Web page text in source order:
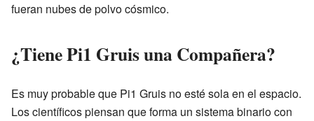
fueran nubes de polvo cósmico.
¿Tiene Pi1 Gruis una Compañera?
Es muy probable que Pi1 Gruis no esté sola en el espacio.
Los científicos piensan que forma un sistema binario con